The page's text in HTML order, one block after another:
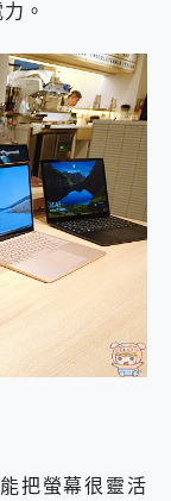
。
把螢幕很靈活